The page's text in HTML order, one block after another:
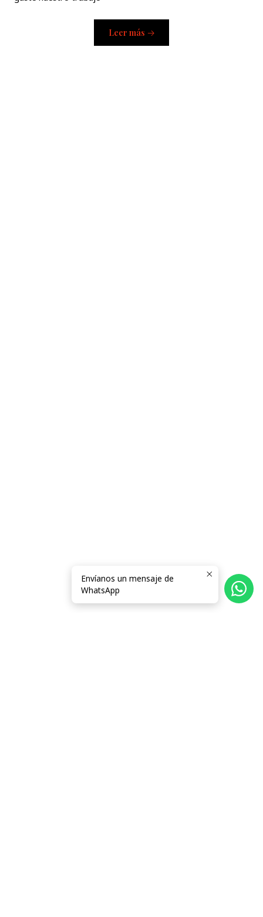
Leer más
Envíanos un mensaje de
WhatsApp